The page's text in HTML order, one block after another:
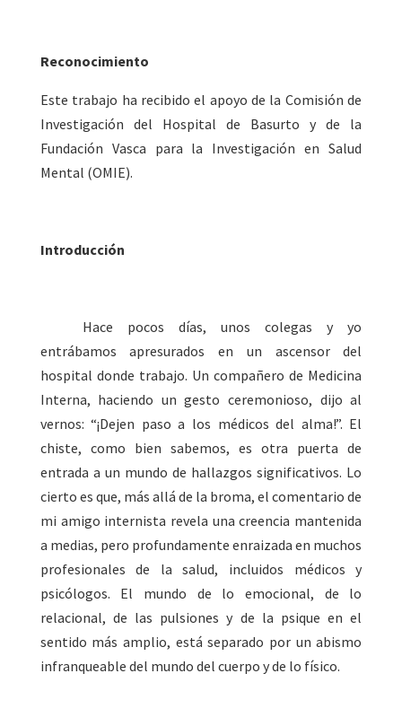
Reconocimiento
Este trabajo ha recibido el apoyo de la Comisión de
Investigación del Hospital de Basurto y de la
Fundación Vasca para la Investigación en Salud
Mental (OMIE).
Introducción
Hace pocos días, unos colegas y yo
entrábamos apresurados en un ascensor del
hospital donde trabajo. Un compañero de Medicina
Interna, haciendo un gesto ceremonioso, dijo al
vernos: “¡Dejen paso a los médicos del alma!”. El
chiste, como bien sabemos, es otra puerta de
entrada a un mundo de hallazgos significativos. Lo
cierto es que, más allá de la broma, el comentario de
mi amigo internista revela una creencia mantenida
a medias, pero profundamente enraizada en muchos
profesionales de la salud, incluidos médicos y
psicólogos. El mundo de lo emocional, de lo
relacional, de las pulsiones y de la psique en el
sentido más amplio, está separado por un abismo
infranqueable del mundo del cuerpo y de lo físico.